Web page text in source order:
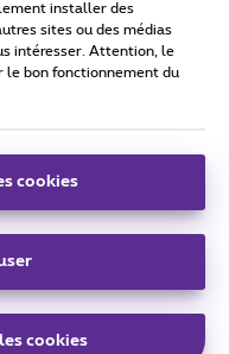
Bruxelles.
installer des
sites ou des médias
intéresser. Attention, le
le bon fonctionnement du
cookies
cookies